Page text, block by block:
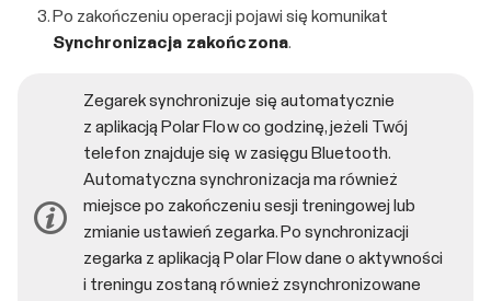
Po zakończeniu operacji pojawi się komunikat
Synchronizacja zakończona.
Zegarek synchronizuje się automatycznie
z aplikacją Polar Flow co godzinę, jeżeli Twój
telefon znajduje się w zasięgu Bluetooth.
Automatyczna synchronizacja ma również
miejsce po zakończeniu sesji treningowej lub
zmianie ustawień zegarka. Po synchronizacji
zegarka z aplikacją Polar Flow dane o aktywności
i treningu zostaną również zsynchronizowane